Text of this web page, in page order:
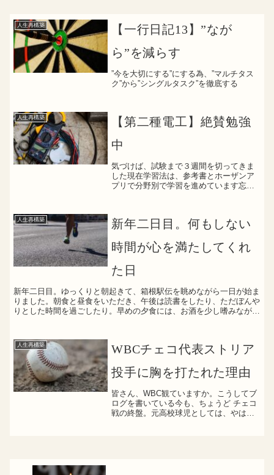
人生再構築
【一行日記13】”なが
ら”を減らす
”今を大切にする”にする為、”マルチタス
ク”から”シングルタスク”を徹底する
人生再構築
【第二種電工】絶賛勉強
中
気づけば、試験まで３週間を切ってきま
した現在学習法は、参考書とホーザンア
プリで分野別で学習を進めています忘れ
を進めていますまだまだ追い...
人生再構築
新年二日目。何もしない
時間が心を満たしてくれ
た日
新年二日目。ゆっくりと朝起きて、箱根駅伝を眺めながら一日が始ま
りました。朝食と昼食をいただき、午後は読書をしたり、ただぼんや
りとした時間を過ごしたり。早めの夕食には、お酒を少し嗜みなが
人生再構築
WBCチェコ代表ストリア
投手に胸を打たれた理由
皆さん、WBC観ていますか。こうしてブ
ログを書いている今も、ちょうど チェコ
戦の終盤。元高校球児としては、やはり